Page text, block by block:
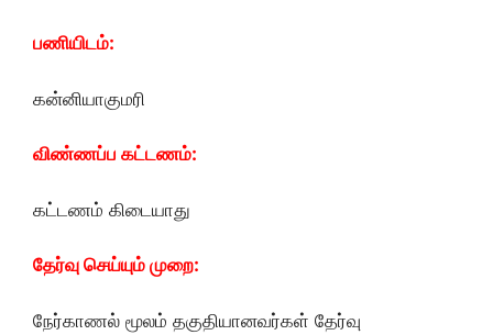
பணியிடம்:
கன்னியாகுமரி
விண்ணப்ப கட்டணம்:
கட்டணம் கிடையாது
தேர்வு செய்யும் முறை:
நேர்காணல் மூலம் தகுதியானவர்கள் தேர்வு